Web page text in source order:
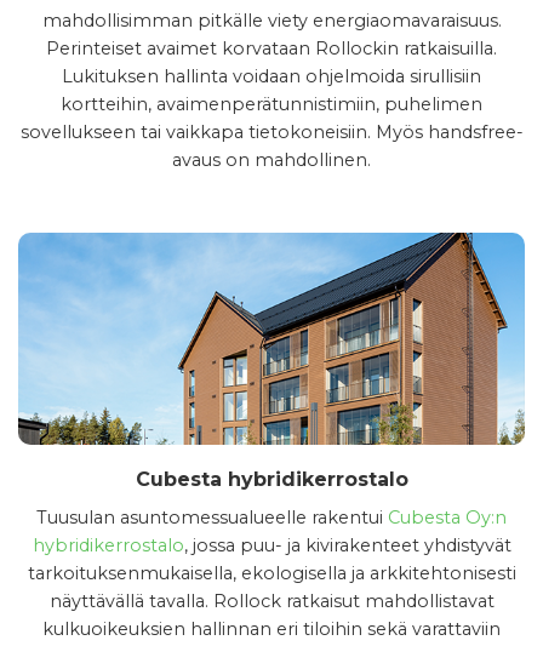
mahdollisimman pitkälle viety energiaomavaraisuus.
Perinteiset avaimet korvataan Rollockin ratkaisuilla.
Lukituksen hallinta voidaan ohjelmoida sirullisiin
kortteihin, avaimenperätunnistimiin, puhelimen
sovellukseen tai vaikkapa tietokoneisiin. Myös handsfree-
avaus on mahdollinen.
Cubesta hybridikerrostalo
Tuusulan asuntomessualueelle rakentui Cubesta Oy:n
hybridi­kerrostalo, jossa puu- ja kivirakenteet yhdistyvät
tarkoituksen­mukaisella, ekologisella ja arkkitehtonisesti
näyttävällä tavalla. Rollock ratkaisut mahdollistavat
kulkuoikeuksien hallinnan eri tiloihin sekä varattaviin